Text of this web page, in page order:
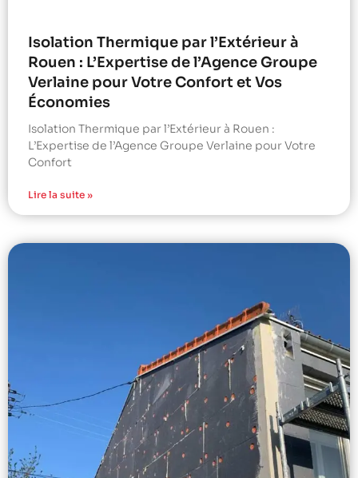
Isolation Thermique par l’Extérieur à
Rouen : L’Expertise de l’Agence Groupe
Verlaine pour Votre Confort et Vos
Économies
Isolation Thermique par l’Extérieur à Rouen :
L’Expertise de l’Agence Groupe Verlaine pour Votre
Confort
Lire la suite »